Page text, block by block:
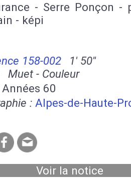
- Serre Ponçon -
- képi
158-002
1' 50''
Muet - Couleur
Années 60
: Alpes-de-Haute-
Voir la notice